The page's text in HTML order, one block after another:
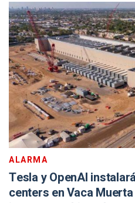
ALARMA
Tesla y OpenAI
centers en Vaca